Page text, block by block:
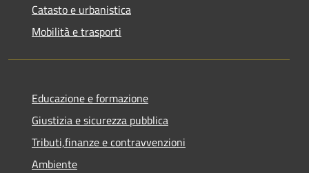
Catasto e urbanistica
Mobilità e trasporti
Educazione e formazione
Giustizia e sicurezza pubblica
Tributi,finanze e contravvenzioni
Ambiente